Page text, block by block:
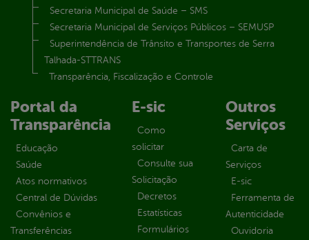
Secretaria Municipal de Saúde – SMS
Secretaria Municipal de Serviços Públicos – SEMUSP
Superintendência de Trânsito e Transportes de Serra
Talhada-STTRANS
Transparência, Fiscalização e Controle
Portal da
Transparência
Educação
Saúde
Atos normativos
Central de Dúvidas
Convênios e
Transferências
E-sic
Como
solicitar
Consulte sua
Solicitação
Decretos
Estatísticas
Formulários
Outros
Serviços
Carta de
Serviços
E-sic
Ferramenta de
Autenticidade
Ouvidoria